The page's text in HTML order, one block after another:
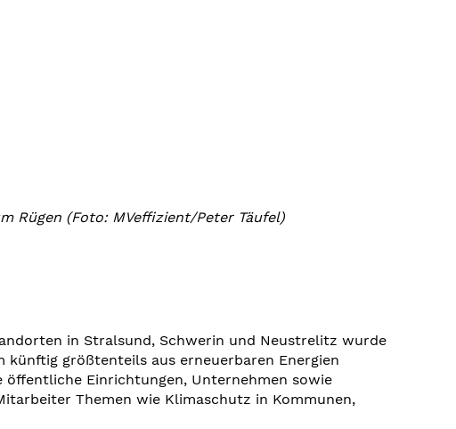
Rügen (Foto: MVeffizient/Peter Täufel)
in Stralsund, Schwerin und Neustrelitz wurde
künftig größtenteils aus erneuerbaren Energien
öffentliche Einrichtungen, Unternehmen sowie
Themen wie Klimaschutz in Kommunen,